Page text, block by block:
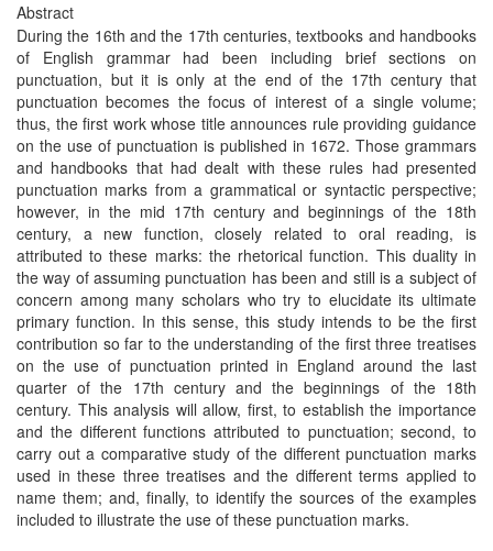
Abstract
During the 16th and the 17th centuries, textbooks and handbooks
of English grammar had been including brief sections on
punctuation, but it is only at the end of the 17th century that
punctuation becomes the focus of interest of a single volume;
thus, the first work whose title announces rule providing guidance
on the use of punctuation is published in 1672. Those grammars
and handbooks that had dealt with these rules had presented
punctuation marks from a grammatical or syntactic perspective;
however, in the mid 17th century and beginnings of the 18th
century, a new function, closely related to oral reading, is
attributed to these marks: the rhetorical function. This duality in
the way of assuming punctuation has been and still is a subject of
concern among many scholars who try to elucidate its ultimate
primary function. In this sense, this study intends to be the first
contribution so far to the understanding of the first three treatises
on the use of punctuation printed in England around the last
quarter of the 17th century and the beginnings of the 18th
century. This analysis will allow, first, to establish the importance
and the different functions attributed to punctuation; second, to
carry out a comparative study of the different punctuation marks
used in these three treatises and the different terms applied to
name them; and, finally, to identify the sources of the examples
included to illustrate the use of these punctuation marks.